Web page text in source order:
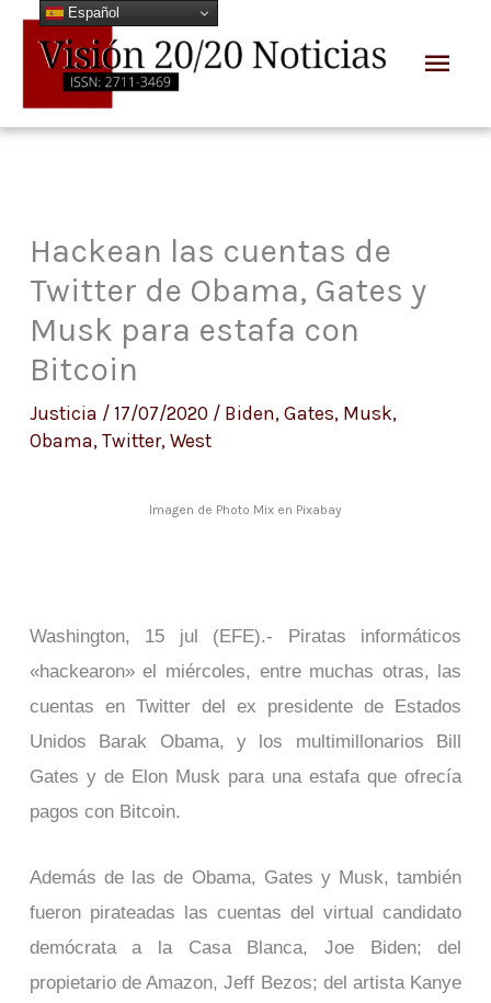
contenido
Hackean las cuentas de
Twitter de Obama, Gates y
Musk para estafa con
Bitcoin
Justicia / 17/07/2020 / Biden, Gates, Musk,
Obama, Twitter, West
Imagen de Photo Mix en Pixabay
Washington, 15 jul (EFE).- Piratas informáticos
«hackearon» el miércoles, entre muchas otras, las
cuentas en Twitter del ex presidente de Estados
Unidos Barak Obama, y los multimillonarios Bill
Gates y de Elon Musk para una estafa que ofrecía
pagos con Bitcoin.
Además de las de Obama, Gates y Musk, también
fueron pirateadas las cuentas del virtual candidato
demócrata a la Casa Blanca, Joe Biden; del
propietario de Amazon, Jeff Bezos; del artista Kanye
Español